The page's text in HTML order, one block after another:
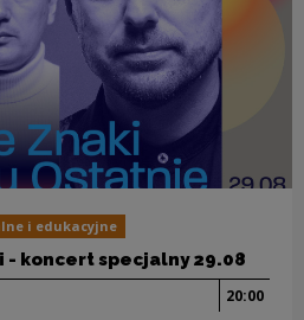
i edukacyjne
- koncert specjalny 29.08
20:00